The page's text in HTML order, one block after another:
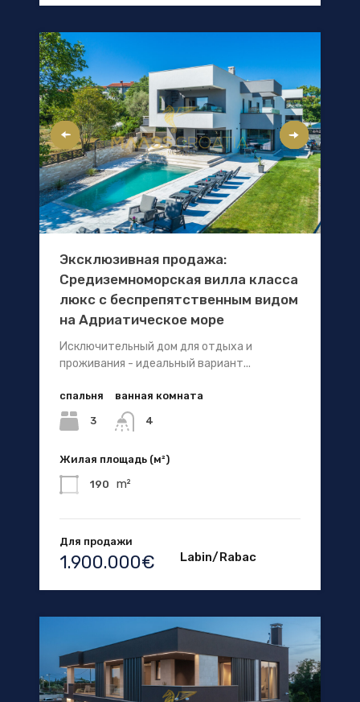
Эксклюзивная продажа:
Средиземноморская вилла класса
люкс с беспрепятственным видом
на Адриатическое море
Исключительный дом для отдыха и
проживания - идеальный вариант...
спальня
3
ванная комната
4
Жилая площадь (м²)
190 m²
Для продажи
1.900.000€ Labin/Rabac